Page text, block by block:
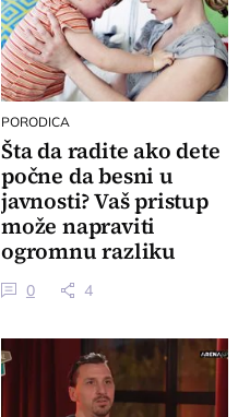
PORODICA
Šta da radite ako dete
počne da besni u
javnosti? Vaš pristup
može napraviti
ogromnu razliku
0 4